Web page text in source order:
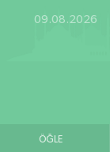
09.08.2026
ÖĞLE